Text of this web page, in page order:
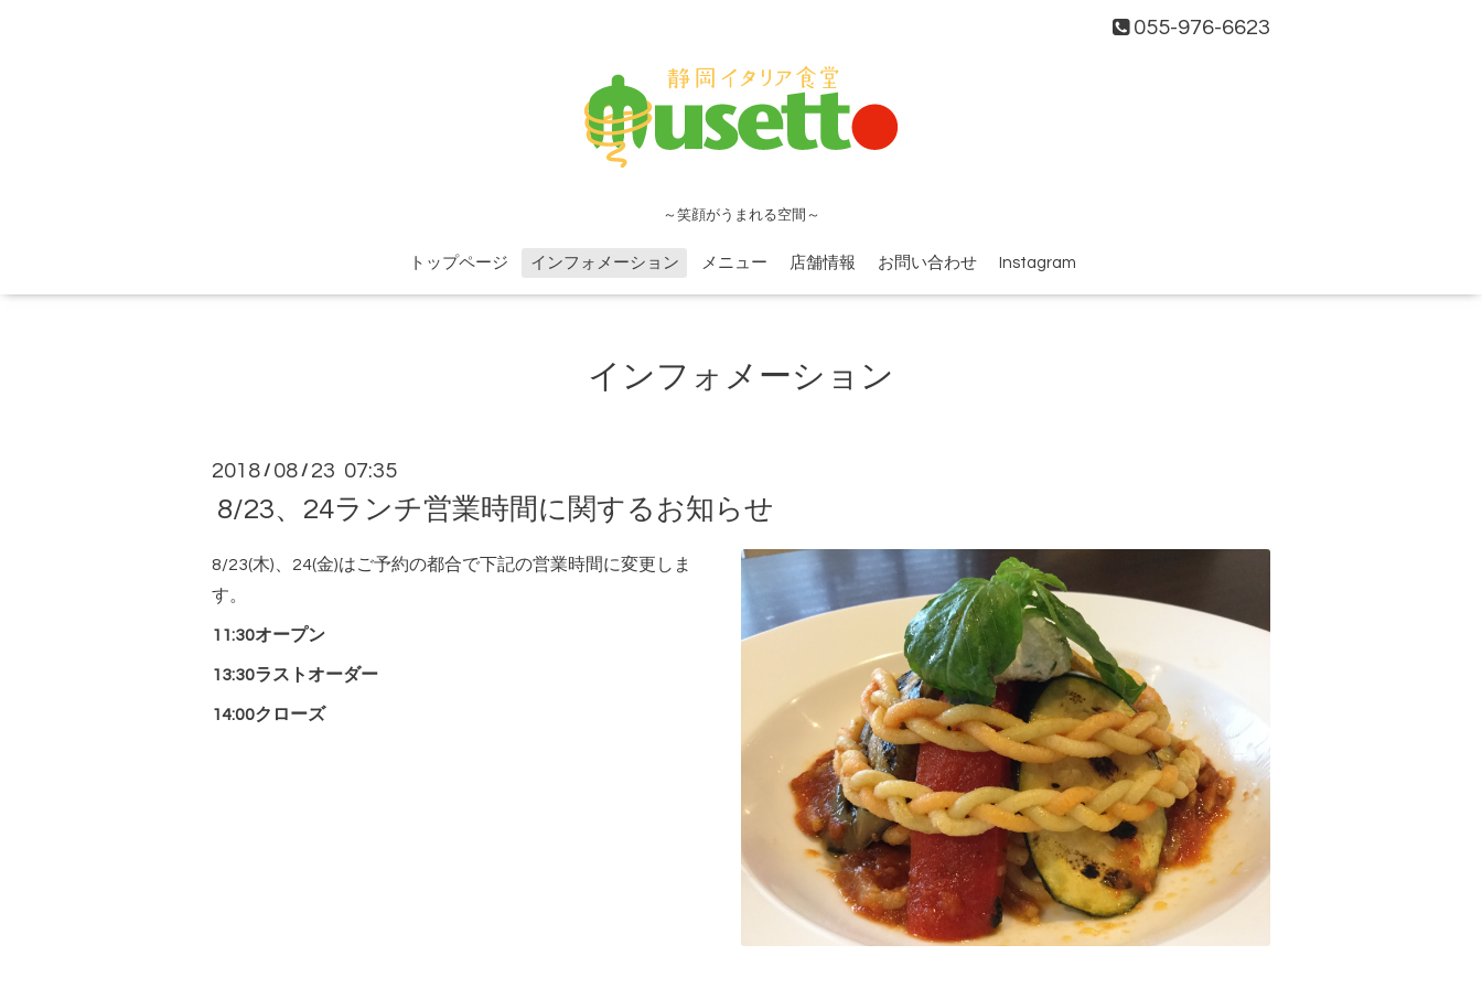
055-976-6623
～笑顔がうまれる空間～
トップページ インフォメーション メニュー 店舗情報 お問い合わせ Instagram
インフォメーション
2018 / 08 / 23 07:35
8/23、24ランチ営業時間に関するお知らせ
8/23(木)、24(金)はご予約の都合で下記の営業時間に変更しま
す。
11:30オープン
13:30ラストオーダー
14:00クローズ